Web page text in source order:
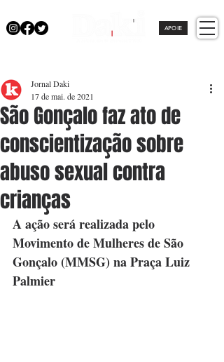
APOIE
São Gonçalo faz ato de
conscientização sobre
abuso sexual contra
crianças
Jornal Daki
17 de mai. de 2021
A ação será realizada pelo
Movimento de Mulheres de São
Gonçalo (MMSG) na Praça Luiz
Palmier